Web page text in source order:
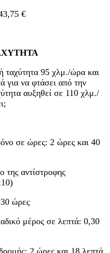
€
ταχύτητα 95 χλμ./ώρα και
για να φτάσει από την
αυξηθεί σε 110 χλμ./
σε ώρες: 2 ώρες και 40
αντίστροφης
ώρες
μέρος σε λεπτά: 0,30
2 ώρες και 18 λεπτά